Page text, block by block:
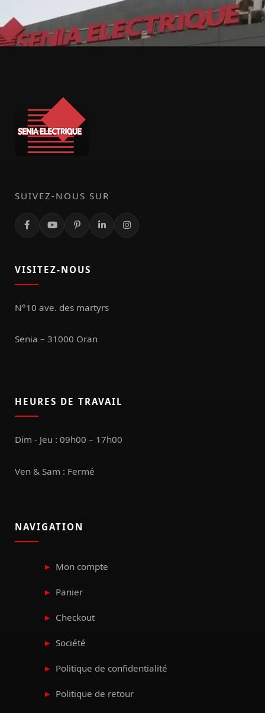
SUIVEZ-NOUS SUR
VISITEZ-NOUS
N°10 ave. des martyrs
Senia – 31000 Oran
HEURES DE TRAVAIL
Dim - Jeu : 09h00 – 17h00
Ven & Sam : Fermé
NAVIGATION
Mon compte
Panier
Checkout
Société
Politique de confidentialité
Politique de retour